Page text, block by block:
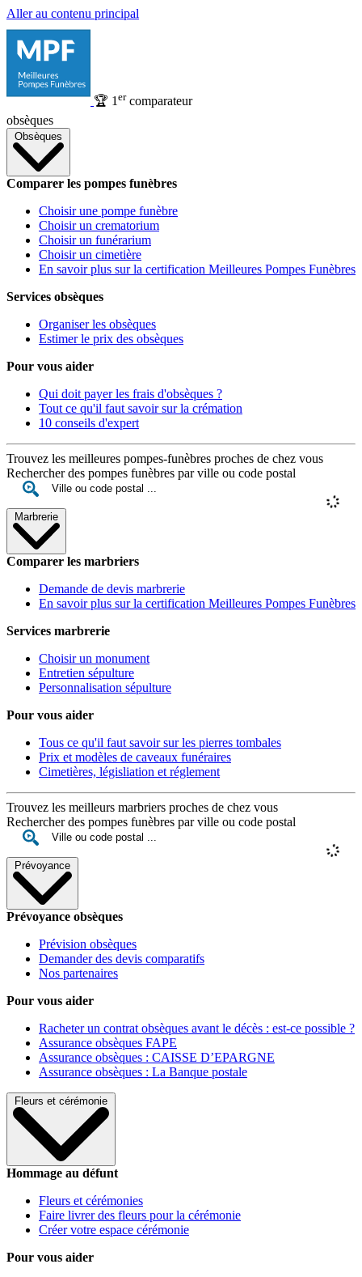
Aller au contenu principal
🏆 1 ercomparateur
obsèques
Obsèques
Comparer les pompes funèbres
Choisir une pompe funèbre
Choisir un crematorium
Choisir un funérarium
Choisir un cimetière
En savoir plus sur la certification Meilleures Pompes Funèbres
Services obsèques
Organiser les obsèques
Estimer le prix des obsèques
Pour vous aider
Qui doit payer les frais d'obsèques ?
Tout ce qu'il faut savoir sur la crémation
10 conseils d'expert
Trouvez les meilleures pompes-funèbres proches de chez vous
Rechercher des pompes funèbres par ville ou code postal
Marbrerie
Comparer les marbriers
Demande de devis marbrerie
En savoir plus sur la certification Meilleures Pompes Funèbres
Services marbrerie
Choisir un monument
Entretien sépulture
Personnalisation sépulture
Pour vous aider
Tous ce qu'il faut savoir sur les pierres tombales
Prix et modèles de caveaux funéraires
Cimetières, législiation et réglement
Trouvez les meilleurs marbriers proches de chez vous
Rechercher des pompes funèbres par ville ou code postal
Prévoyance
Prévoyance obsèques
Prévision obsèques
Demander des devis comparatifs
Nos partenaires
Pour vous aider
Racheter un contrat obsèques avant le décès : est-ce possible ?
Assurance obsèques FAPE
Assurance obsèques : CAISSE D’EPARGNE
Assurance obsèques : La Banque postale
Fleurs et cérémonie
Hommage au défunt
Fleurs et cérémonies
Faire livrer des fleurs pour la cérémonie
Créer votre espace cérémonie
Pour vous aider